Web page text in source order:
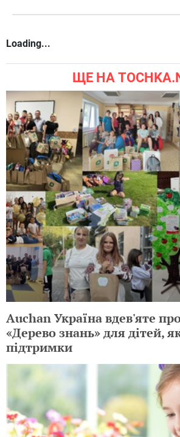
Loading...
ЩЕ НА
Auchan Україна вдев'яте
«Дерево знань» для дітей,
підтримки